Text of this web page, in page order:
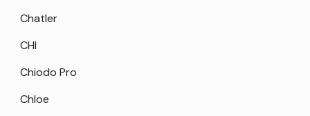
Chatler
CHI
Chiodo Pro
Chloe